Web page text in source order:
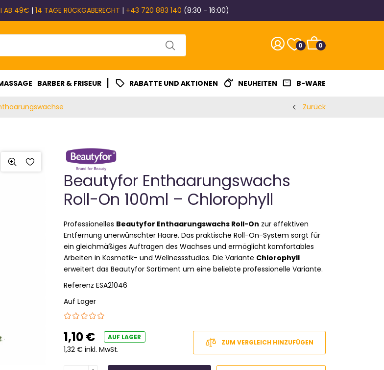
AB 49€ | 14 TAGE RÜCKGABERECHT | +43 720 883 140 (8:30 - 16:00)
0 0
BARBER & FRISEUR | RABATTE UND AKTIONEN NEUHEITEN B-WARE
Zurück
Beautyfor Enthaarungswachs
Roll-On 100ml – Chlorophyll
Professionelles Beautyfor Enthaarungswachs Roll-On zur effektiven
Entfernung unerwünschter Haare. Das praktische Roll-On-System sorgt für
ein gleichmäßiges Auftragen des Wachses und ermöglicht komfortables
Arbeiten in Kosmetik- und Wellnessstudios. Die Variante Chlorophyll
erweitert das Beautyfor Sortiment um eine beliebte professionelle Variante.
Referenz ESA21046
Auf Lager
1,10 € AUF LAGER
1,32 € inkl. MwSt.
ZUM VERGLEICH HINZUFÜGEN